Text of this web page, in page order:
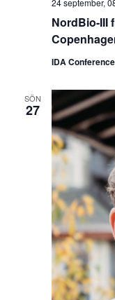
NordBio-III
24 september,
IDA
SÖN
27